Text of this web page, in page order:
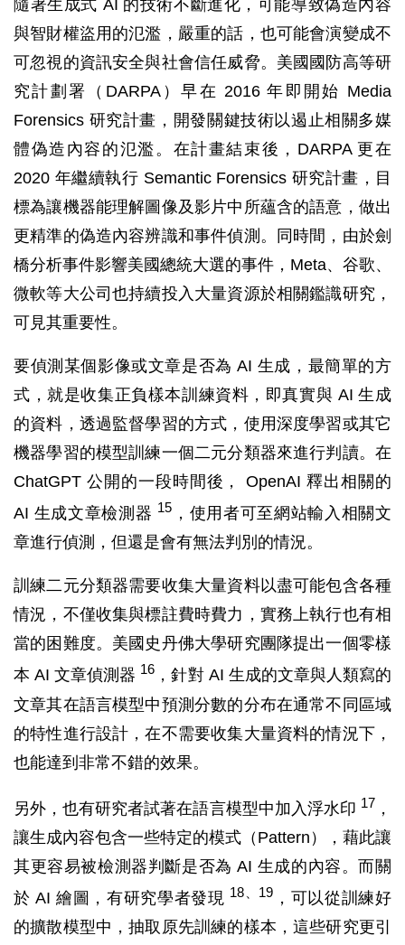
隨著生成式 AI 的技術不斷進化，可能導致偽造內容
與智財權盜用的氾濫，嚴重的話，也可能會演變成不
可忽視的資訊安全與社會信任威脅。美國國防高等研
究計劃署（DARPA）早在 2016 年即開始 Media
Forensics 研究計畫，開發關鍵技術以遏止相關多媒
體偽造內容的氾濫。在計畫結束後，DARPA 更在
2020 年繼續執行 Semantic Forensics 研究計畫，目
標為讓機器能理解圖像及影片中所蘊含的語意，做出
更精準的偽造內容辨識和事件偵測。同時間，由於劍
橋分析事件影響美國總統大選的事件，Meta、谷歌、
微軟等大公司也持續投入大量資源於相關鑑識研究，
可見其重要性。
要偵測某個影像或文章是否為 AI 生成，最簡單的方
式，就是收集正負樣本訓練資料，即真實與 AI 生成
的資料，透過監督學習的方式，使用深度學習或其它
機器學習的模型訓練一個二元分類器來進行判讀。在
ChatGPT 公開的一段時間後， OpenAI 釋出相關的
AI 生成文章檢測器 15 ，使用者可至網站輸入相關文
章進行偵測，但還是會有無法判別的情況。
訓練二元分類器需要收集大量資料以盡可能包含各種
情況，不僅收集與標註費時費力，實務上執行也有相
當的困難度。美國史丹佛大學研究團隊提出一個零樣
本 AI 文章偵測器 16 ，針對 AI 生成的文章與人類寫的
文章其在語言模型中預測分數的分布在通常不同區域
的特性進行設計，在不需要收集大量資料的情況下，
也能達到非常不錯的效果。
另外，也有研究者試著在語言模型中加入浮水印 17 ，
讓生成內容包含一些特定的模式（Pattern），藉此讓
其更容易被檢測器判斷是否為 AI 生成的內容。而關
於 AI 繪圖，有研究學者發現 18、19 ，可以從訓練好
的擴散模型中，抽取原先訓練的樣本，這些研究更引